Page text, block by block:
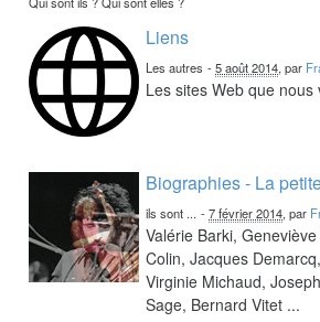
Liens
Les autres -5 août 2014, par
Les sites Web que nous
Biographies - La
ils sont ... -7 février 2014, par
Valérie Barki,
Colin, Jacques
Virginie Michaud,
Sage, Bernard Vitet ...